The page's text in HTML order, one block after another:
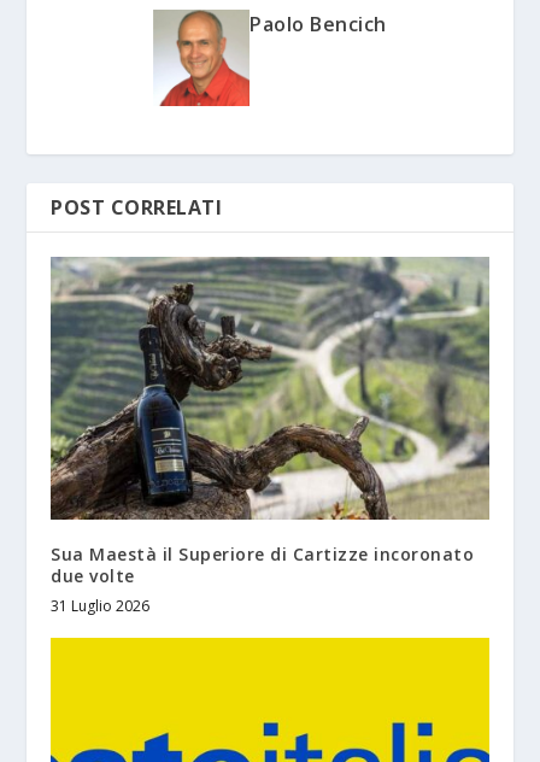
Paolo Bencich
POST CORRELATI
Sua Maestà il Superiore di Cartizze incoronato
due volte
31 Luglio 2026